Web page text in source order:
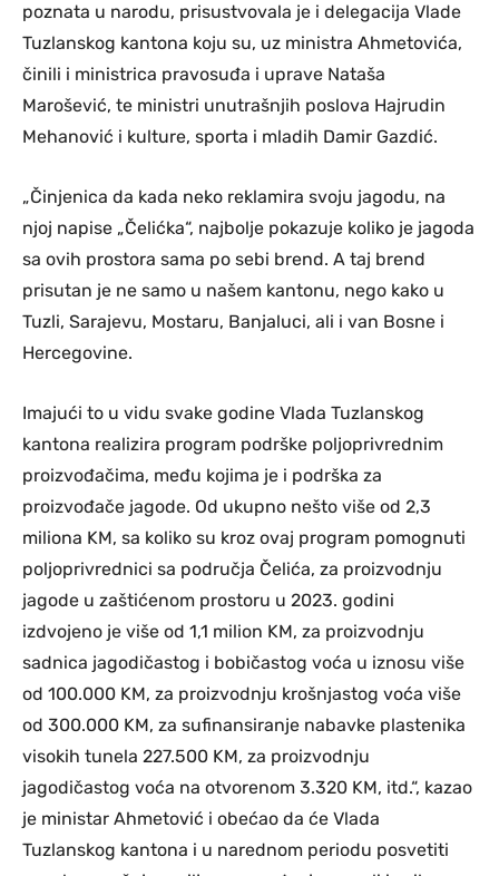
poznata u narodu, prisustvovala je i delegacija Vlade
Tuzlanskog kantona koju su, uz ministra Ahmetovića,
činili i ministrica pravosuđa i uprave Nataša
Marošević, te ministri unutrašnjih poslova Hajrudin
Mehanović i kulture, sporta i mladih Damir Gazdić.
„Činjenica da kada neko reklamira svoju jagodu, na
njoj napise „Čelićka“, najbolje pokazuje koliko je jagoda
sa ovih prostora sama po sebi brend. A taj brend
prisutan je ne samo u našem kantonu, nego kako u
Tuzli, Sarajevu, Mostaru, Banjaluci, ali i van Bosne i
Hercegovine.
Imajući to u vidu svake godine Vlada Tuzlanskog
kantona realizira program podrške poljoprivrednim
proizvođačima, među kojima je i podrška za
proizvođače jagode. Od ukupno nešto više od 2,3
miliona KM, sa koliko su kroz ovaj program pomognuti
poljoprivrednici sa područja Čelića, za proizvodnju
jagode u zaštićenom prostoru u 2023. godini
izdvojeno je više od 1,1 milion KM, za proizvodnju
sadnica jagodičastog i bobičastog voća u iznosu više
od 100.000 KM, za proizvodnju krošnjastog voća više
od 300.000 KM, za sufinansiranje nabavke plastenika
visokih tunela 227.500 KM, za proizvodnju
jagodičastog voća na otvorenom 3.320 KM, itd.“, kazao
je ministar Ahmetović i obećao da će Vlada
Tuzlanskog kantona i u narednom periodu posvetiti